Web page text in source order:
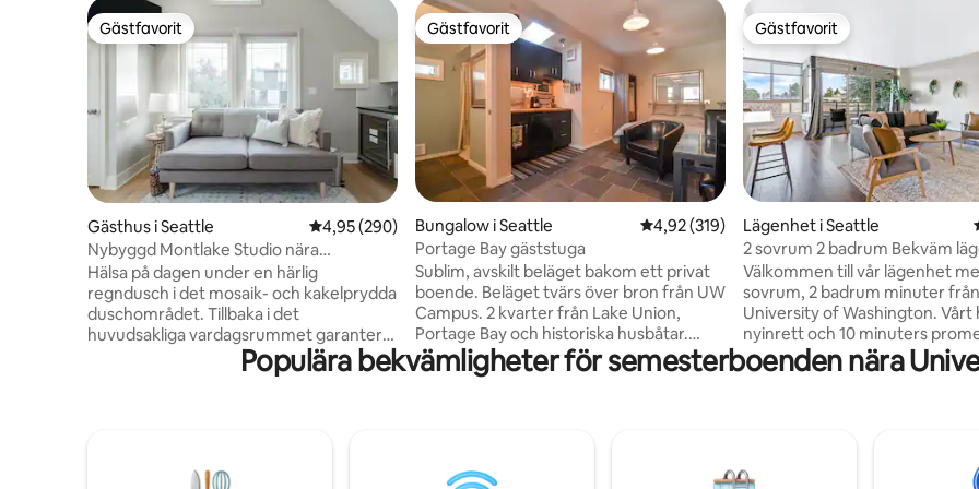
Gästfavorit
Gästfavorit
Gästhus i Seattle 4,95 av 5 i genomsnittligt betyg, 290 omdömen
4,95 (290)
Nybyggd Montlake Studio nära
University of Washington
Hälsa på dagen under en härlig
regndusch i det mosaik- och kakelprydda
duschområdet. Tillbaka i det
huvudsakliga vardagsrummet garanterar
de många fönstren och valvade taken
gott om morgonljus. Integritet är också
utseende med alla nya konstruktioner
Gästfavorit
Gästfavorit
Bungalow i Seattle 4,92 av 5 i genomsnittligt betyg, 319
4,92 (319)
Portage Bay gäststuga
Sublim, avskilt beläget bakom ett privat
boende. Beläget tvärs över bron från UW
Campus. 2 kvarter från Lake Union,
Portage Bay och historiska husbåtar.
Gångavstånd till ett franskt bageri,
butiker, Petes Wine & Cheese butik,
Hutchinson, Cancer Alliance och
Gästfavorit
Gästfavorit
Lägenhet i Seattle
2 sovrum 2 badrum Bekväm
nära UW
Välkommen till vår lägenhet
sovrum, 2 badrum minuter från
University of Washington. Vårt
nyinrett och 10 minuters
University of Washington. Vårt
sängshem har ett King Master-
internet, fullt utrustat kök med
kaffebryggare och en bekväm
Populära bekvämligheter för semesterboenden nära